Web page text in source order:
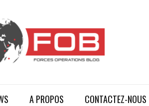
A PROPOS CONTACTEZ-NOUS